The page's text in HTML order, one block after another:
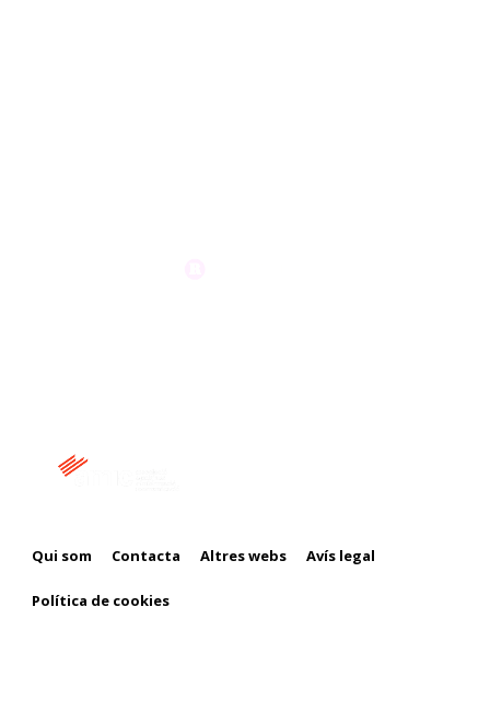
Qui som Contacta Altres webs Avís legal
Política de cookies